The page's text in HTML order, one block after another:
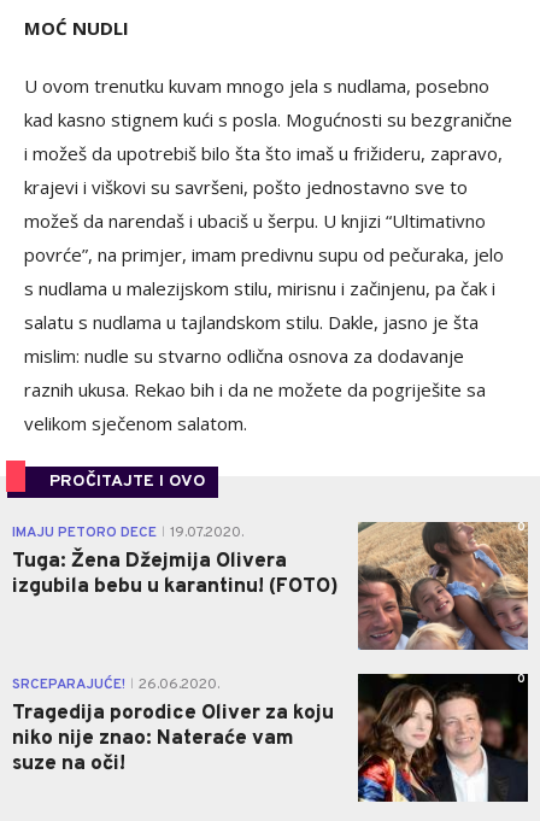
MOĆ NUDLI
U ovom trenutku kuvam mnogo jela s nudlama, posebno
kad kasno stignem kući s posla. Mogućnosti su bezgranične
i možeš da upotrebiš bilo šta što imaš u frižideru, zapravo,
krajevi i viškovi su savršeni, pošto jednostavno sve to
možeš da narendaš i ubaciš u šerpu. U knjizi “Ultimativno
povrće”, na primjer, imam predivnu supu od pečuraka, jelo
s nudlama u malezijskom stilu, mirisnu i začinjenu, pa čak i
salatu s nudlama u tajlandskom stilu. Dakle, jasno je šta
mislim: nudle su stvarno odlična osnova za dodavanje
raznih ukusa. Rekao bih i da ne možete da pogriješite sa
velikom sječenom salatom.
PROČITAJTE I OVO
IMAJU PETORO DECE 19.07.2020.
Tuga: Žena Džejmija Olivera
izgubila bebu u karantinu! (FOTO)
0
SRCEPARAJUĆE! 26.06.2020.
Tragedija porodice Oliver za koju
niko nije znao: Nateraće vam
suze na oči!
0